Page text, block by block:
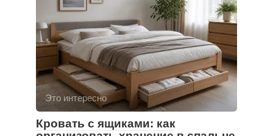
Это интересно
Кровать с ящиками: как